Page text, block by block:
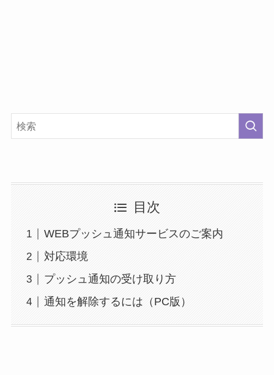
目次
WEBプッシュ通知サービスのご案内
対応環境
プッシュ通知の受け取り方
通知を解除するには（PC版）